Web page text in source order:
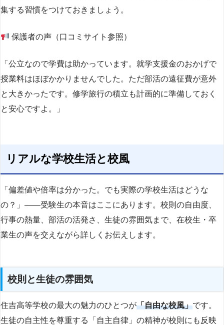
集する習慣をつけておきましょう。
保護者の声（口コミサイト参照）
「公立なので学費は助かっています。就学支援金のおかげで
授業料はほぼかかりませんでした。ただ部活の遠征費が意外
と大きかったです。修学旅行の積立も計画的に準備しておく
と安心ですよ。」
リアルな学校生活と校風
「偏差値や倍率は分かった。でも実際の学校生活はどうな
の？」——受験生の本音はここにあります。校則の自由度、
行事の熱量、部活の活発さ、生徒の雰囲気まで、在校生・卒
業生の声を交えながら詳しくお伝えします。
校則と生徒の雰囲気
住吉高等学校の最大の魅力のひとつが「自由な校風」です。
生徒の自主性を尊重する「自主自律」の精神が校則にも反映